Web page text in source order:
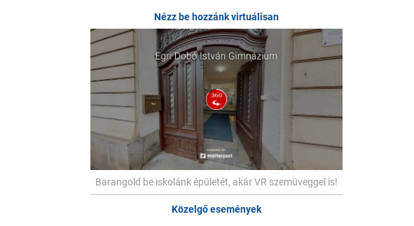
Nézz be hozzánk virtuálisan
Barangold be iskolánk épületét, akár VR szemüveggel is!
Közelgő események